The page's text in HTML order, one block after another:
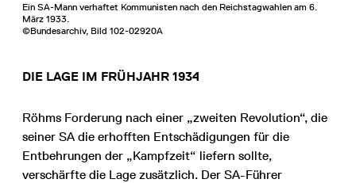
Ein SA-Mann verhaftet Kommunisten nach den Reichstagwahlen am 6.
März 1933.
©Bundesarchiv, Bild 102-02920A
DIE LAGE IM FRÜHJAHR 1934
Röhms Forderung nach einer „zweiten Revolution“, die
seiner SA die erhofften Entschädigungen für die
Entbehrungen der „Kampfzeit“ liefern sollte,
verschärfte die Lage zusätzlich. Der SA-Führer